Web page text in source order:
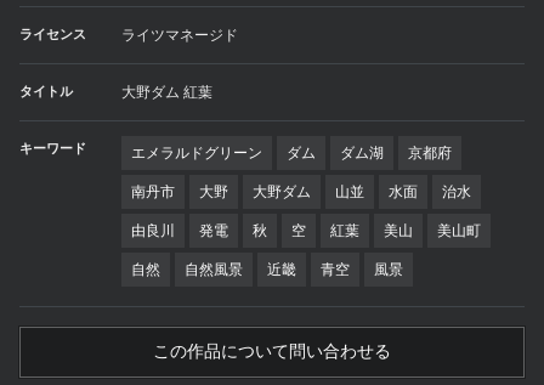
ライセンス ライツマネージド
タイトル 大野ダム 紅葉
キーワード エメラルドグリーン ダム ダム湖 京都府
南丹市 大野 大野ダム 山並 水面 治水
由良川 発電 秋 空 紅葉 美山 美山町
自然 自然風景 近畿 青空 風景
この作品について問い合わせる